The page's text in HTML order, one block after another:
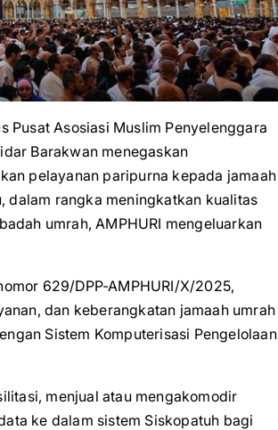
Pusat Asosiasi Muslim Penyelenggara
Barakwan menegaskan
pelayanan paripurna kepada jamaah
dalam rangka meningkatkan kualitas
umrah, AMPHURI mengeluarkan
629/DPP-AMPHURI/X/2025,
dan keberangkatan jamaah umrah
Sistem Komputerisasi Pengelolaan
menjual atau mengakomodir
ke dalam sistem Siskopatuh bagi